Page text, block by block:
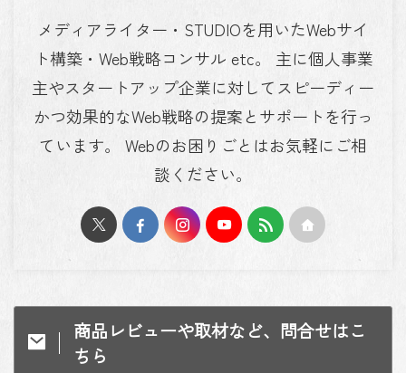
メディアライター・STUDIOを用いたWebサイ
ト構築・Web戦略コンサル etc。 主に個人事業
主やスタートアップ企業に対してスピーディー
かつ効果的なWeb戦略の提案とサポートを行っ
ています。 Webのお困りごとはお気軽にご相
談ください。
商品レビューや取材など、問合せはこ
ちら